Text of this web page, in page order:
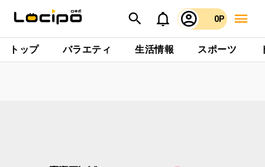
0P
トップ バラエティ 生活情報 スポーツ